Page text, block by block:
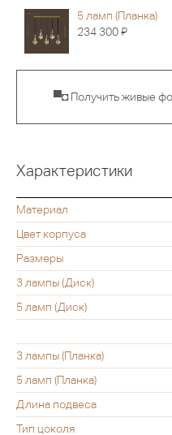
5 ламп (Планка)
234 300Я
▀◘ Получить живые
Характеристики
Материал
Цвет корпуса
Размеры
3 лампы (Диск)
5 ламп (Диск)
3 лампы (Планка)
5 ламп (Планка)
Длина подвеса
Тип цоколя